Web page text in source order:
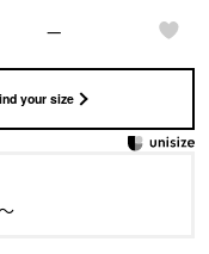
—
your size